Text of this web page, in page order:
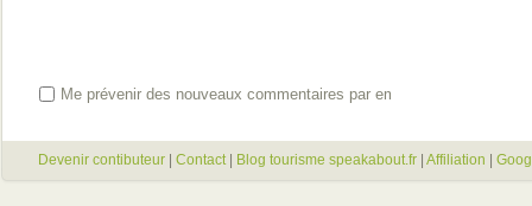
Me prévenir des nouveaux commentaires par email
Devenir contibuteur | Contact | Blog tourisme speakabout.fr | Affiliation |